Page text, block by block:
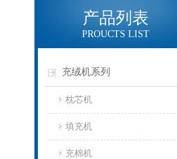
产品列表
PROUCTS LIST
充绒机系列
枕芯机
填充机
充棉机